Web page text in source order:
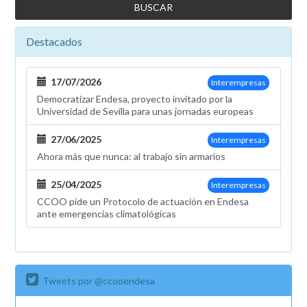
Destacados
Interempresas
17/07/2026
Democratizar Endesa, proyecto invitado por la
Universidad de Sevilla para unas jornadas europeas
Interempresas
27/06/2025
Ahora más que nunca: al trabajo sin armarios
Interempresas
25/04/2025
CCOO pide un Protocolo de actuación en Endesa
ante emergencias climatológicas
Tweets por @ccooendesa